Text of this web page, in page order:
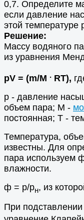
0,7. Определите
если давление
этой температуре
Решение:
Массу водяного
из уравнения
pV = (m/M . RT),
р - давление
объем пара; М -
постоянная; Т -
Температура,
известны. Для
пара используем
влажности.
ф = р/рн, из
При